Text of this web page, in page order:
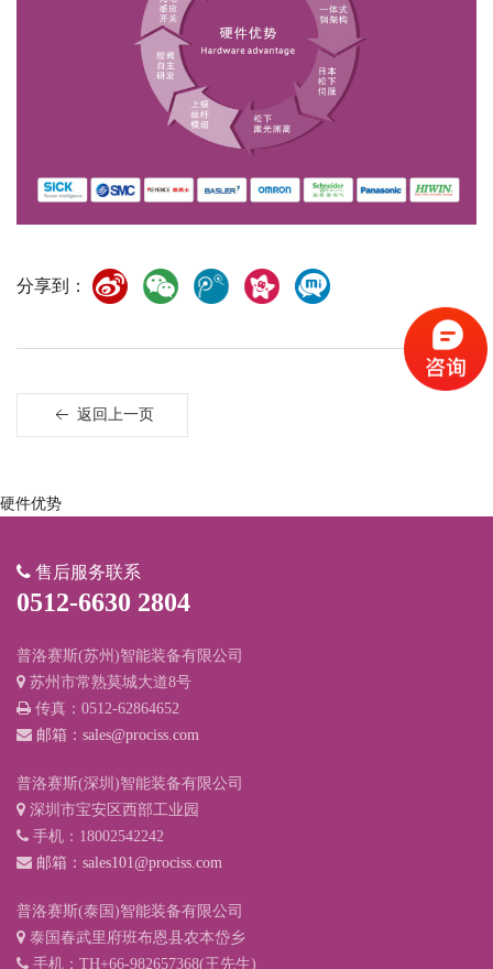
分享到：
返回上一页
硬件优势
售后服务联系
0512-6630 2804
普洛赛斯(苏州)智能装备有限公司
苏州市常熟莫城大道8号
传真：0512-62864652
邮箱：sales@prociss.com
普洛赛斯(深圳)智能装备有限公司
深圳市宝安区西部工业园
手机：18002542242
邮箱：sales101@prociss.com
普洛赛斯(泰国)智能装备有限公司
泰国春武里府班布恩县农本岱乡
手机：TH+66-982657368(王先生)